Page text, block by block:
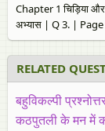
Chapter 1 चिड़िया
अभ्यास | Q 3. |
RELATED
बहुविकल्पी
कठपुतली के मन में